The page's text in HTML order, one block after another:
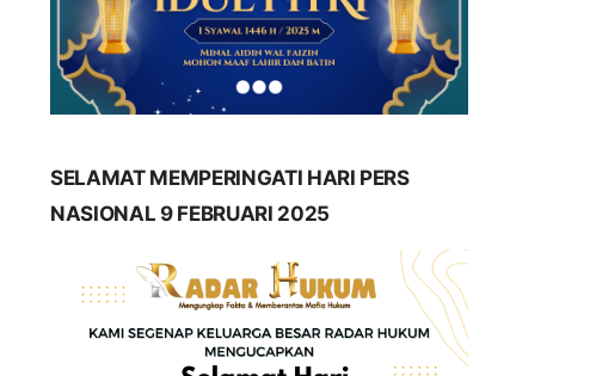
SELAMAT MEMPERINGATI HARI PERS
NASIONAL 9 FEBRUARI 2025